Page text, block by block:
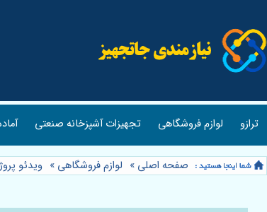
ترازو لوازم فروشگاهی تجهیزات آشپزخانه صنعتی
صفحه اصلی » لوازم فروشگاهی » ویدئو